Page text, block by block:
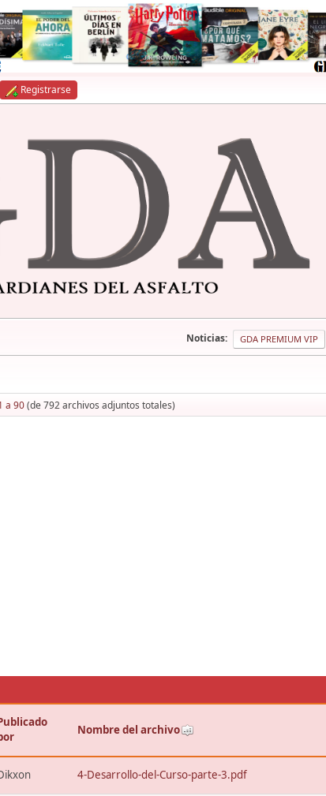
Registrarse
Noticias: GDA PREMIUM VIP
a 90(de 792 archivos adjuntos totales)
Nombre del archivo
4-Desarrollo-del-Curso-parte-3.pdf